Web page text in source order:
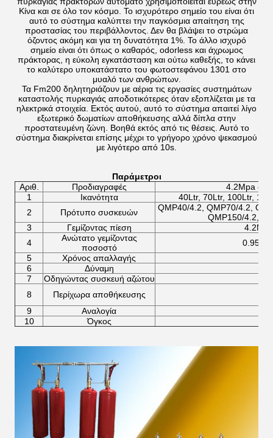
Κίνα και σε όλο τον κόσμο. Το ισχυρότερο σημείο του είναι ότι
αυτό το σύστημα καλύπτει την παγκόσμια απαίτηση της
προστασίας του περιβάλλοντος. Δεν θα βλάψει το στρώμα
όζοντος ακόμη και για τη δυνατότητα 1%. Το άλλο ισχυρό
σημείο είναι ότι όπως ο καθαρός, odorless και άχρωμος
πράκτορας, η εύκολη εγκατάσταση και ούτω καθεξής, το κάνει
το καλύτερο υποκατάστατο του φωτοστεφάνου 1301 στο
μυαλό των ανθρώπων.
Τα Fm200 δηλητηριάζουν με αέρια τις εργασίες συστημάτων
καταστολής πυρκαγιάς αποδοτικότερες όταν εξοπλίζεται με τα
ηλεκτρικά στοιχεία. Εκτός αυτού, αυτό το σύστημα απαιτεί λίγο
εξωτερικό δωματίων αποθήκευσης αλλά δίπλα στην
προστατευμένη ζώνη. Βοηθά εκτός από τις θέσεις. Αυτό το
σύστημα διακρίνεται επίσης μέχρι το γρήγορο χρόνο ψεκασμού
με λιγότερο από 10s.
Παράμετροι
Αριθ.
Προδιαγραφές
4.2Mpa
1
Ικανότητα
40Ltr, 70Ltr, 100Ltr,
2
Πρότυπο συσκευών
QMP40/4.2, QMP70/4.2,
QMP150/4.2,
3
Γεμίζοντας πίεση
4.2Mpa
4
Ανώτατο γεμίζοντας
ποσοστό
0.95kg/
5
Χρόνος απαλλαγής
6
Δύναμη
7
Οδηγώντας συσκευή αζώτου
8
Περίχωρα αποθήκευσης
9
Αναλογία
10
Όγκος